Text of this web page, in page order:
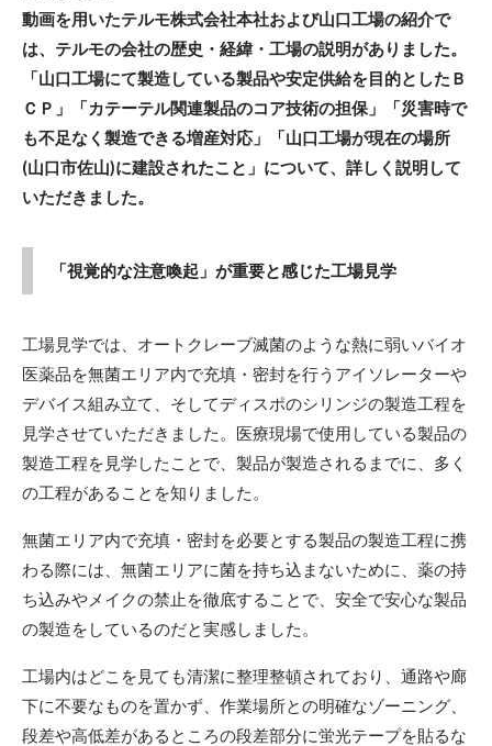
動画を用いたテルモ株式会社本社および山口工場の紹介で
は、テルモの会社の歴史・経緯・工場の説明がありました。
「山口工場にて製造している製品や安定供給を目的としたＢ
ＣＰ」「カテーテル関連製品のコア技術の担保」「災害時で
も不足なく製造できる増産対応」「山口工場が現在の場所
(山口市佐山)に建設されたこと」について、詳しく説明して
いただきました。
「視覚的な注意喚起」が重要と感じた工場見学
工場見学では、オートクレーブ滅菌のような熱に弱いバイオ
医薬品を無菌エリア内で充填・密封を行うアイソレーターや
デバイス組み立て、そしてディスポのシリンジの製造工程を
見学させていただきました。医療現場で使用している製品の
製造工程を見学したことで、製品が製造されるまでに、多く
の工程があることを知りました。
無菌エリア内で充填・密封を必要とする製品の製造工程に携
わる際には、無菌エリアに菌を持ち込まないために、薬の持
ち込みやメイクの禁止を徹底することで、安全で安心な製品
の製造をしているのだと実感しました。
工場内はどこを見ても清潔に整理整頓されており、通路や廊
下に不要なものを置かず、作業場所との明確なゾーニング、
段差や高低差があるところの段差部分に蛍光テープを貼るな